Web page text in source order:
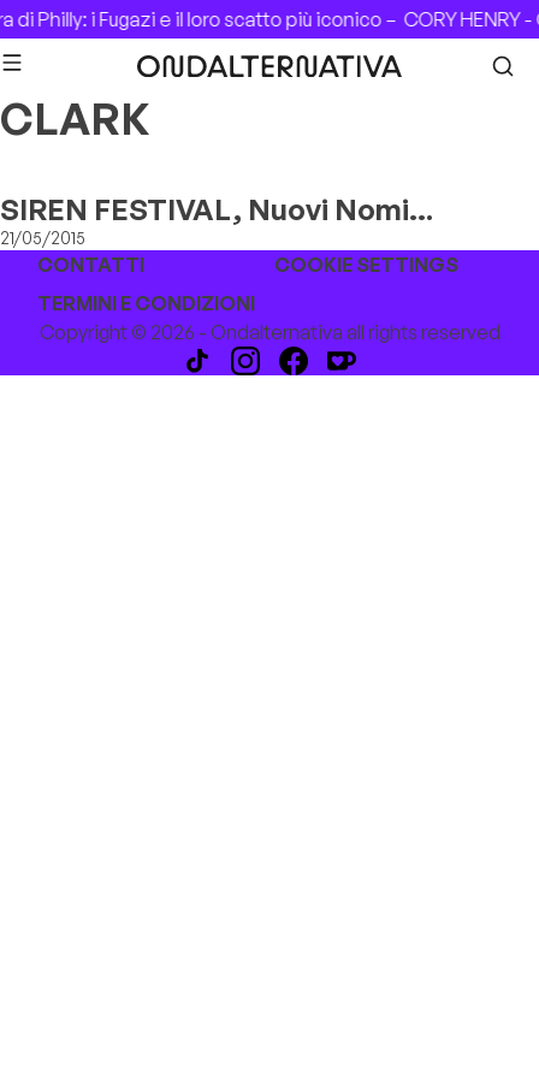
Skip to content
di Philly: i Fugazi e il loro scatto più iconico – CORY HENRY
CLARK
SIREN FESTIVAL, Nuovi Nomi
Confermati
21/05/2015
CONTATTI
COOKIE SETTINGS
TERMINI E CONDIZIONI
Copyright © 2026 - Ondalternativa all rights reserved